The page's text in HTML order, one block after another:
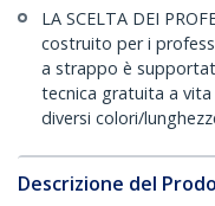
LA SCELTA DEI
costruito per i
a strappo è
tecnica gratuita a
diversi colori/
Descrizione del